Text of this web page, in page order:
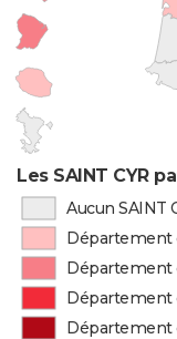
Les SAINT CYR
Aucun SAINT
Département
Département
Département
Département